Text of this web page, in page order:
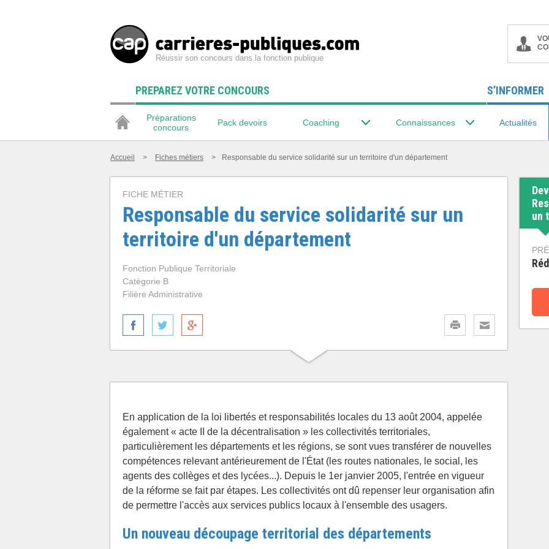
Réussir son concours dans la fonction publique
PREPAREZ VOTRE CONCOURS
Préparations
concours
Pack devoirs Coaching Connaissances
S’INFORMER
Actualités
Accueil > Fiches métiers > Responsable du service solidarité sur un territoire d'un département
FICHE MÉTIER
Responsable du service solidarité sur un
territoire d'un département
Fonction Publique Territoriale
Catégorie B
Filière Administrative
En application de la loi libertés et responsabilités locales du 13 août 2004, appelée
également « acte II de la décentralisation » les collectivités territoriales,
particulièrement les départements et les régions, se sont vues transférer de nouvelles
compétences relevant antérieurement de l'État (les routes nationales, le social, les
agents des collèges et des lycées...). Depuis le 1er janvier 2005, l'entrée en vigueur
de la réforme se fait par étapes. Les collectivités ont dû repenser leur organisation afin
de permettre l'accès aux services publics locaux à l'ensemble des usagers.
Un nouveau découpage territorial des départements
un